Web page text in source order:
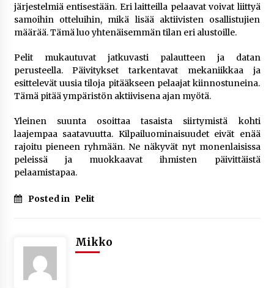
järjestelmiä entisestään. Eri laitteilla pelaavat voivat liittyä
samoihin otteluihin, mikä lisää aktiivisten osallistujien
määrää. Tämä luo yhtenäisemmän tilan eri alustoille.
Pelit mukautuvat jatkuvasti palautteen ja datan
perusteella. Päivitykset tarkentavat mekaniikkaa ja
esittelevät uusia tiloja pitääkseen pelaajat kiinnostuneina.
Tämä pitää ympäristön aktiivisena ajan myötä.
Yleinen suunta osoittaa tasaista siirtymistä kohti
laajempaa saatavuutta. Kilpailuominaisuudet eivät enää
rajoitu pieneen ryhmään. Ne näkyvät nyt monenlaisissa
peleissä ja muokkaavat ihmisten päivittäistä
pelaamistapaa.
Posted in Pelit
Mikko